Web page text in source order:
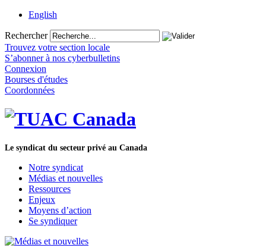
English
Rechercher
Trouvez votre section locale
S’abonner à nos cyberbulletins
Connexion
Bourses d'études
Coordonnées
Le syndicat du secteur privé au Canada
Notre syndicat
Médias et nouvelles
Ressources
Enjeux
Moyens d’action
Se syndiquer